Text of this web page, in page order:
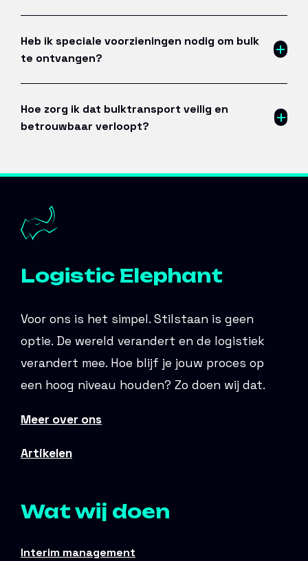
Heb ik speciale voorzieningen nodig om bulk
te ontvangen?
Hoe zorg ik dat bulktransport veilig en
betrouwbaar verloopt?
Logistic Elephant
Voor ons is het simpel. Stilstaan is geen
optie. De wereld verandert en de logistiek
verandert mee. Hoe blijf je jouw proces op
een hoog niveau houden? Zo doen wij dat.
Meer over ons
Artikelen
Wat wij doen
Interim management